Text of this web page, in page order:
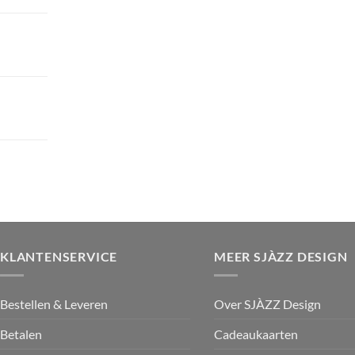
KLANTENSERVICE
Bestellen & Leveren
Betalen
MEER SJÀZZ DESIGN
Over SJÀZZ Design
Cadeaukaarten